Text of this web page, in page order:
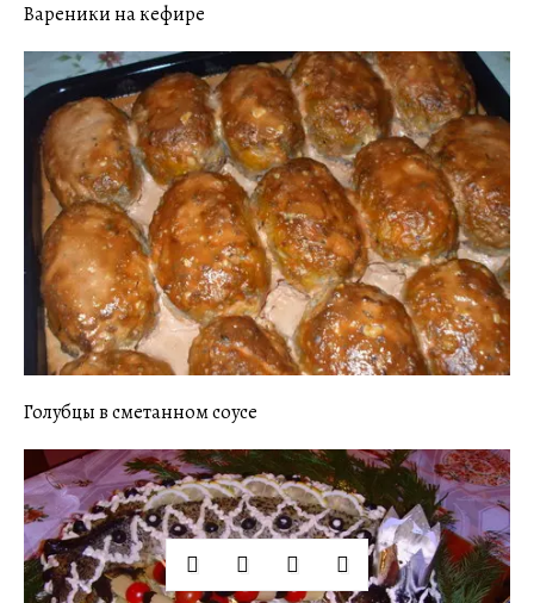
Вареники на кефире
Голубцы в сметанном соусе